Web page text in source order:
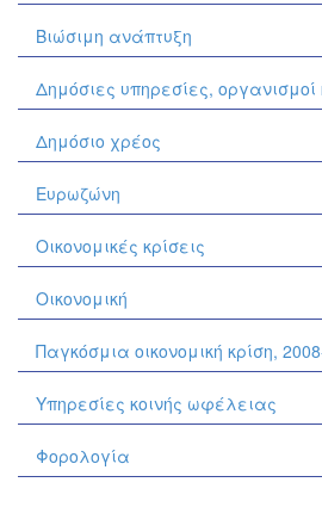
Βιώσιμη ανάπτυξη
Δημόσιες υπηρεσίες, οργανισμοί
Δημόσιο χρέος
Ευρωζώνη
Οικονομικές κρίσεις
Οικονομική
Παγκόσμια οικονομική κρίση,
Υπηρεσίες κοινής ωφέλειας
Φορολογία